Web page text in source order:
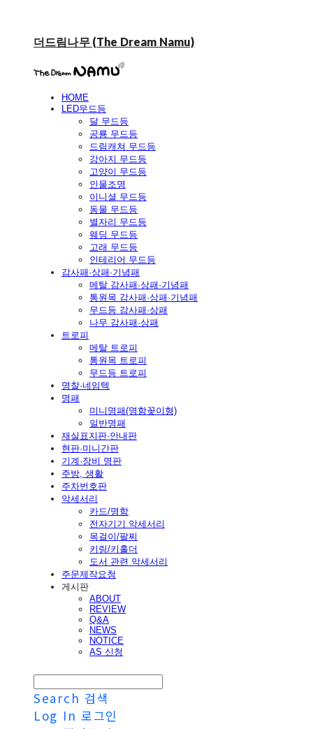
더드림나무 (The Dream Namu)
HOME
LED무드등
달 무드등
공룡 무드등
드림캐쳐 무드등
강아지 무드등
고양이 무드등
인물조명
이니셜 무드등
동물 무드등
별자리 무드등
웨딩 무드등
고래 무드등
인테리어 무드등
감사패·상패·기념패
메탈 감사패·상패·기념패
통원목 감사패·상패·기념패
무드등 감사패·상패
나무 감사패·상패
트로피
메탈 트로피
통원목 트로피
무드등 트로피
명찰·네임텍
명패
미니명패(명함꽂이형)
일반명패
재실표지판·안내판
현판·미니간판
기계·장비 명판
주방, 생활
주차번호판
악세서리
카드/명함
전자기기 악세서리
목걸이/팔찌
키링/키홀더
도서 관련 악세서리
주문제작요청
게시판
ABOUT
REVIEW
Q&A
NEWS
NOTICE
AS 신청
Search 검색
Log In 로그인